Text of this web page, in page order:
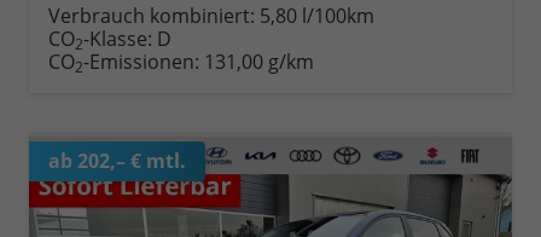
Verbrauch kombiniert: 5,80 l/100km
CO2-Klasse: D
CO2-Emissionen: 131,00 g/km
ab 202,– € mtl.